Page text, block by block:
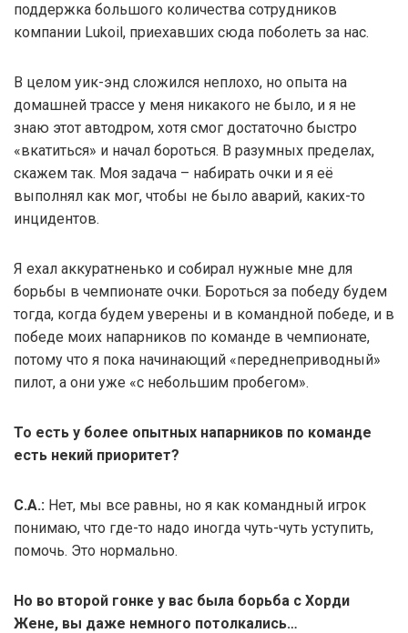
поддержка большого количества сотрудников
компании Lukoil, приехавших сюда поболеть за нас.
В целом уик-энд сложился неплохо, но опыта на
домашней трассе у меня никакого не было, и я не
знаю этот автодром, хотя смог достаточно быстро
«вкатиться» и начал бороться. В разумных пределах,
скажем так. Моя задача – набирать очки и я её
выполнял как мог, чтобы не было аварий, каких-то
инцидентов.
Я ехал аккуратненько и собирал нужные мне для
борьбы в чемпионате очки. Бороться за победу будем
тогда, когда будем уверены и в командной победе, и в
победе моих напарников по команде в чемпионате,
потому что я пока начинающий «переднеприводный»
пилот, а они уже «с небольшим пробегом».
То есть у более опытных напарников по команде
есть некий приоритет?
С.А.: Нет, мы все равны, но я как командный игрок
понимаю, что где-то надо иногда чуть-чуть уступить,
помочь. Это нормально.
Но во второй гонке у вас была борьба с Хорди
Жене, вы даже немного потолкались…